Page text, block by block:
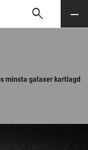
Söksearch Meny
minsta galaxer kartlagd